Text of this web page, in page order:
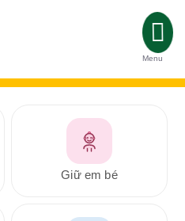
Menu
Giữ em bé